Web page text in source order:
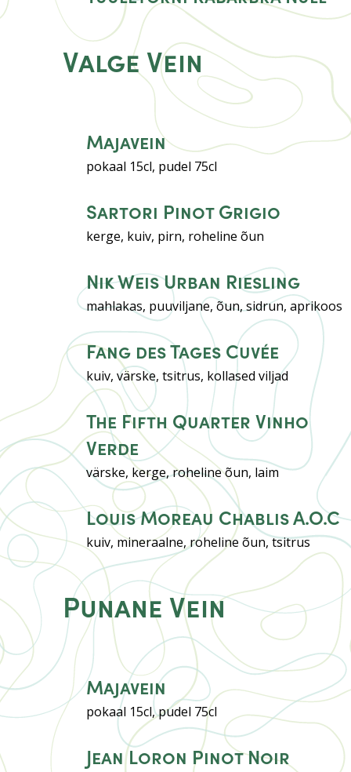
Valge Vein
Majavein
pokaal 15cl, pudel 75cl
Sartori Pinot Grigio
kerge, kuiv, pirn, roheline õun
Nik Weis Urban Riesling
mahlakas, puuviljane, õun, sidrun, aprikoos
Fang des Tages Cuvée
kuiv, värske, tsitrus, kollased viljad
The Fifth Quarter Vinho
Verde
värske, kerge, roheline õun, laim
Louis Moreau Chablis A.O.C
kuiv, mineraalne, roheline õun, tsitrus
Punane Vein
Majavein
pokaal 15cl, pudel 75cl
Jean Loron Pinot Noir